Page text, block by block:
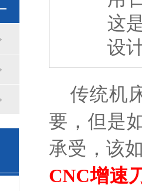
这
设
传统机
要，但是
承受，该
CNC增速